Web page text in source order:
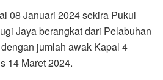
08 Januari 2024 sekira Pukul
Jaya berangkat dari Pelabuhan
jumlah awak Kapal 4
14 Maret 2024.